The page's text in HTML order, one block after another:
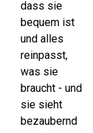
dass sie
bequem ist
und alles
reinpasst,
was sie
braucht - und
sie sieht
bezaubernd